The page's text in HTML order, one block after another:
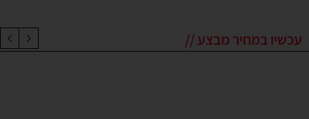
עכשיו במחיר מבצע //